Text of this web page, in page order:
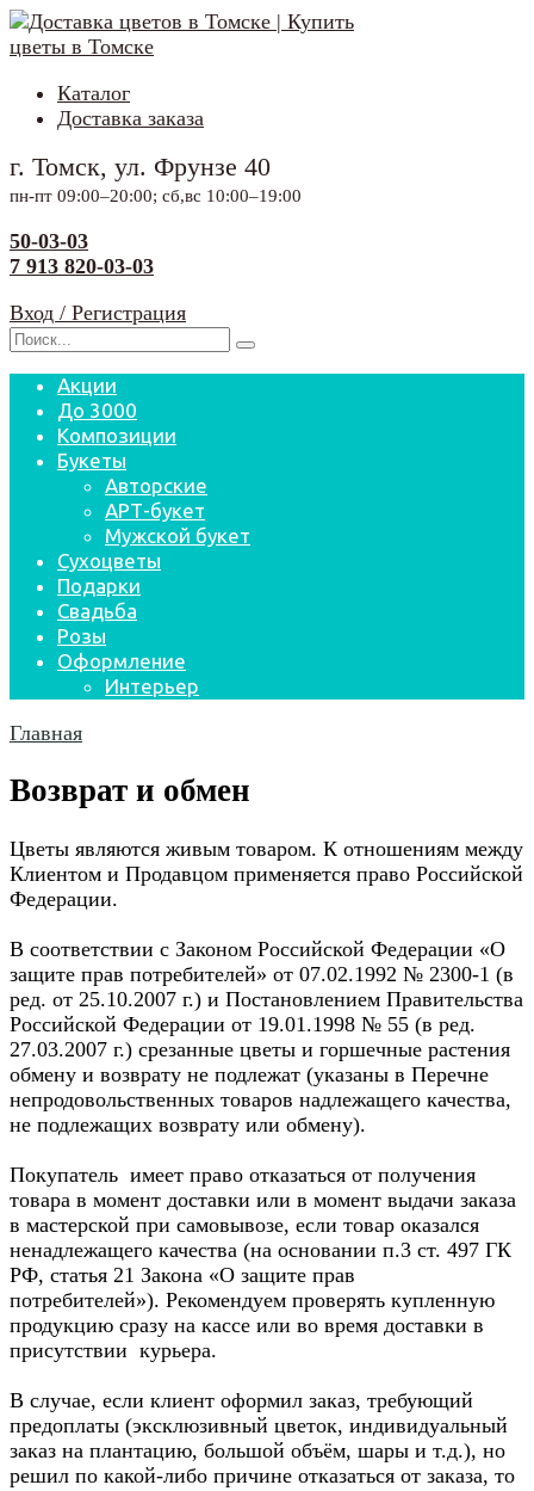
Перейти
к
Каталог
Доставка заказа
г. Томск, ул. Фрунзе 40
пн-пт 09:00–20:00; сб,вс 10:00–19:00
50-03-03
7 913 820-03-03
Вход / Регистрация
Search
Акции
До 3000
Композиции
Букеты
Авторские
АРТ-букет
Мужской букет
Сухоцветы
Подарки
Свадьба
Розы
Оформление
Интерьер
Главная
Возврат и обмен
Цветы являются живым товаром. К отношениям между
Клиентом и Продавцом применяется право Российской
Федерации.
В соответствии с Законом Российской Федерации «О
защите прав потребителей» от 07.02.1992 № 2300-1 (в
ред. от 25.10.2007 г.) и Постановлением Правительства
Российской Федерации от 19.01.1998 № 55 (в ред.
27.03.2007 г.) срезанные цветы и горшечные растения
обмену и возврату не подлежат (указаны в Перечне
непродовольственных товаров надлежащего качества,
не подлежащих возврату или обмену).
Покупатель имеет право отказаться от получения
товара в момент доставки или в момент выдачи заказа
в мастерской при самовывозе, если товар оказался
ненадлежащего качества (на основании п.3 ст. 497 ГК
РФ, статья 21 Закона «О защите прав
потребителей»). Рекомендуем проверять купленную
продукцию сразу на кассе или во время доставки в
присутствии курьера.
В случае, если клиент оформил заказ, требующий
предоплаты (эксклюзивный цветок, индивидуальный
заказ на плантацию, большой объём, шары и т.д.), но
решил по какой-либо причине отказаться от заказа, то